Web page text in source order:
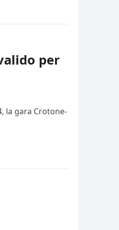
per
la gara Crotone-